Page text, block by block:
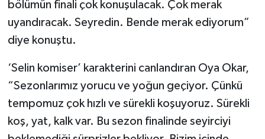
bölümün finali çok konuşulacak. Çok merak
uyandıracak. Seyredin. Bende merak ediyorum”
diye konuştu.
‘Selin komiser’ karakterini canlandıran Oya Okar,
“Sezonlarımız yorucu ve yoğun geçiyor. Çünkü
tempomuz çok hızlı ve sürekli koşuyoruz. Sürekli
koş, yat, kalk var. Bu sezon finalinde seyirciyi